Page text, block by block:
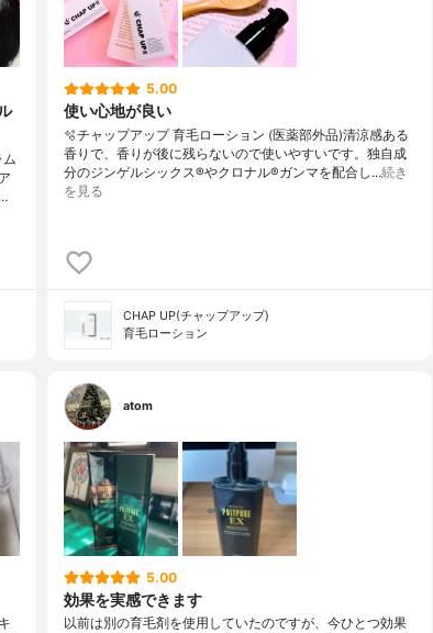
ム
5.00
使い心地が良い
🫧チャップアップ 育毛ローション (医薬部外品)清涼感ある
香りで、香りが後に残らないので使いやすいです。独自成
分のジンゲルシックス®やクロナル®ガンマを配合し…続き
を見る
CHAP UP(チャップアップ)
育毛ローション
atom
5.00
効果を実感できます
以前は別の育毛剤を使用していたのですが、今ひとつ効果